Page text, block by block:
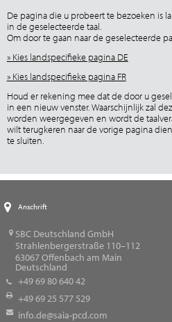
De pagina die u probeert te bezoeken is
in de geselecteerde taal.
Om door te gaan naar de geselecteerde
» Kies landspecifieke pagina DE
» Kies landspecifieke pagina FR
Houd er rekening mee dat de door u
in een nieuw venster. Waarschijnlijk zal
worden weergegeven en wordt de
wilt terugkeren naar de vorige pagina
te sluiten.
Anschrift
SBC Deutschland GmbH
Strahlenbergerstraße 110–112
63067Offenbach am Main
Deutschland
+49 69 80 640 42
+49 69 25 577 529
info.de@saia-pcd.com